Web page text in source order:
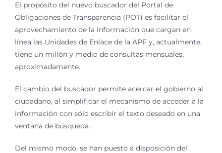
El propósito del nuevo buscador del Portal de
Obligaciones de Transparencia (POT) es facilitar el
aprovechamiento de la información que cargan en
línea las Unidades de Enlace de la APF y, actualmente,
tiene un millón y medio de consultas mensuales,
aproximadamente.
El cambio del buscador permite acercar el gobierno al
ciudadano, al simplificar el mecanismo de acceder a la
información con sólo escribir el texto deseado en una
ventana de búsqueda.
Del mismo modo, se han puesto a disposición del